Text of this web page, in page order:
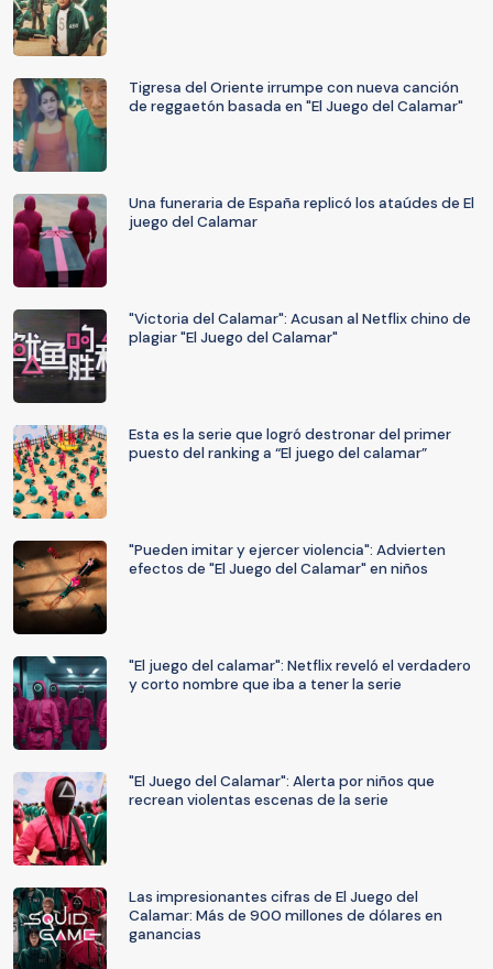
Tigresa del Oriente irrumpe con nueva canción
de reggaetón basada en "El Juego del Calamar"
Una funeraria de España replicó los ataúdes de El
juego del Calamar
"Victoria del Calamar": Acusan al Netflix chino de
plagiar "El Juego del Calamar"
Esta es la serie que logró destronar del primer
puesto del ranking a “El juego del calamar”
"Pueden imitar y ejercer violencia": Advierten
efectos de "El Juego del Calamar" en niños
"El juego del calamar": Netflix reveló el verdadero
y corto nombre que iba a tener la serie
"El Juego del Calamar": Alerta por niños que
recrean violentas escenas de la serie
Las impresionantes cifras de El Juego del
Calamar: Más de 900 millones de dólares en
ganancias